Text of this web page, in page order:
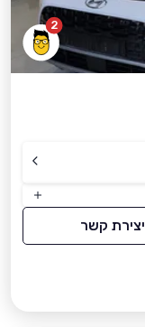
2
יצירת קשר